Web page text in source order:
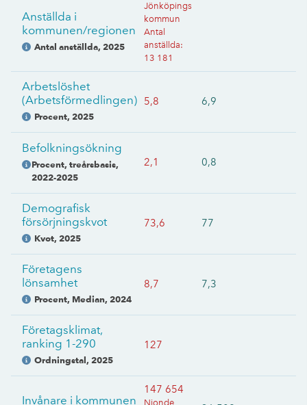
Anställda i
kommunen/regionen
Antal anställda, 2025
Jönköpings
kommun
Antal
anställda:
13 181
Arbetslöshet
(Arbetsförmedlingen)
Procent, 2025
5,8 6,9
Befolkningsökning
Procent, treårsbasis,
2022-2025
2,1 0,8
Demografisk
försörjningskvot
Kvot, 2025
73,6 77
Företagens
lönsamhet
Procent, Median, 2024
8,7 7,3
Företagsklimat,
ranking 1-290
Ordningstal, 2025
127
Invånare i kommunen
147 654
Nionde